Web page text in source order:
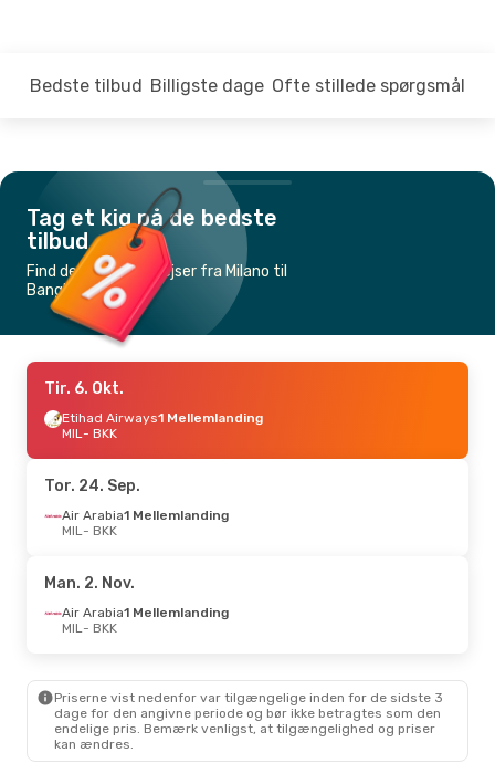
Bedste tilbud Billigste dage Ofte stillede spørgsmål
Tag et kig på de bedste
tilbud
Find de billigste flyrejser fra Milano til
Bangkok
Tir. 6. Okt.
Etihad Airways1 Mellemlanding
MIL- BKK
Tor. 24. Sep.
Air Arabia1 Mellemlanding
MIL- BKK
Man. 2. Nov.
Air Arabia1 Mellemlanding
MIL- BKK
Priserne vist nedenfor var tilgængelige inden for de sidste 3
dage for den angivne periode og bør ikke betragtes som den
endelige pris. Bemærk venligst, at tilgængelighed og priser
kan ændres.